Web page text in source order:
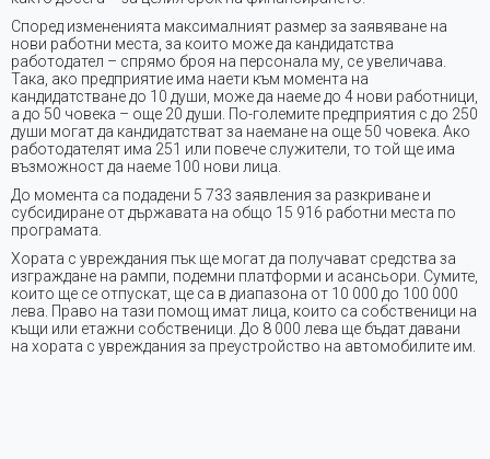
Според измененията максималният размер за заявяване на
нови работни места, за които може да кандидатства
работодател – спрямо броя на персонала му, се увеличава.
Така, ако предприятие има наети към момента на
кандидатстване до 10 души, може да наеме до 4 нови работници,
а до 50 човека – още 20 души. По-големите предприятия с до 250
души могат да кандидатстват за наемане на още 50 човека. Ако
работодателят има 251 или повече служители, то той ще има
възможност да наеме 100 нови лица.
До момента са подадени 5 733 заявления за разкриване и
субсидиране от държавата на общо 15 916 работни места по
програмата.
Хората с увреждания пък ще могат да получават средства за
изграждане на рампи, подемни платформи и асансьори. Сумите,
които ще се отпускат, ще са в диапазона от 10 000 до 100 000
лева. Право на тази помощ имат лица, които са собственици на
къщи или етажни собственици. До 8 000 лева ще бъдат давани
на хората с увреждания за преустройство на автомобилите им.